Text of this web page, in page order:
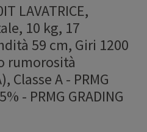
LAVATRICE,
10 kg, 17
59 cm, Giri 1200
rumorosità
Classe A - PRMG
- PRMG GRADING